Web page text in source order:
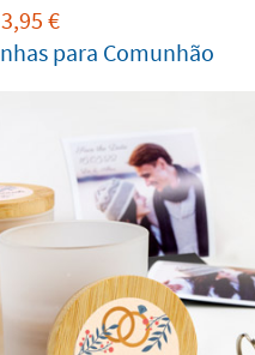
3,95 €
para Comunhão